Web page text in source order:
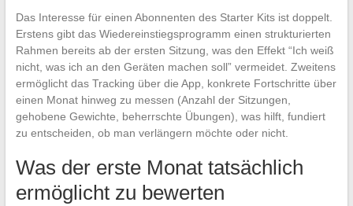
Das Interesse für einen Abonnenten des Starter Kits ist doppelt.
Erstens gibt das Wiedereinstiegsprogramm einen strukturierten
Rahmen bereits ab der ersten Sitzung, was den Effekt “Ich weiß
nicht, was ich an den Geräten machen soll” vermeidet. Zweitens
ermöglicht das Tracking über die App, konkrete Fortschritte über
einen Monat hinweg zu messen (Anzahl der Sitzungen,
gehobene Gewichte, beherrschte Übungen), was hilft, fundiert
zu entscheiden, ob man verlängern möchte oder nicht.
Was der erste Monat tatsächlich
ermöglicht zu bewerten